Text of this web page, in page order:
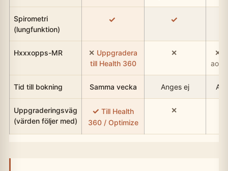
Spirometri
(lungfunktion)
Hxxxopps-MR
Uppgradera
till Health 360
Tid till bokning Samma vecka Anges ej
Uppgraderingsväg
(värden följer med)
Till Health
360 / Optimize